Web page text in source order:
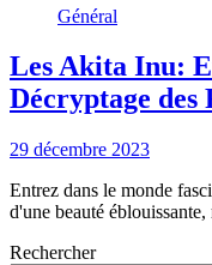
Général
Les Akita Inu:
Décryptage des
29 décembre 2023
Entrez dans le monde
d'une beauté
Rechercher